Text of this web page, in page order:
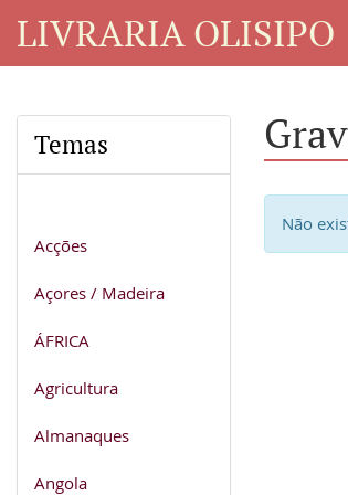
LIVRARIA OLISIPO
Temas
Acções
Açores / Madeira
ÁFRICA
Agricultura
Almanaques
Angola
Não